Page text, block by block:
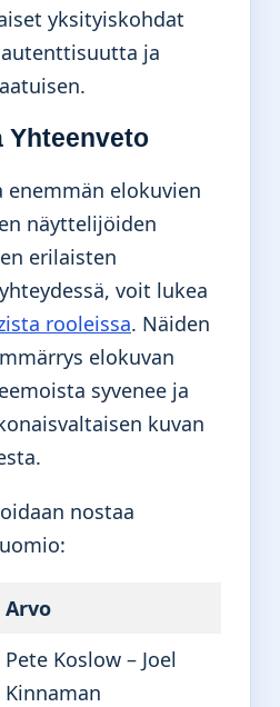
yksityiskohdat
ja
Yhteenveto
enemmän elokuvien
näyttelijöiden
erilaisten
voit lukea
rooleissa. Näiden
elokuvan
syvenee ja
kuvan
nostaa
Arvo
Pete Koslow – Joel
Kinnaman